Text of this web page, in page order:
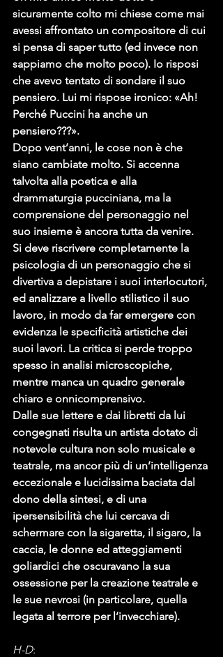
sicuramente colto mi chiese come mai
avessi affrontato un compositore di cui
si pensa di saper tutto (ed invece non
sappiamo che molto poco). Io risposi
che avevo tentato di sondare il suo
pensiero. Lui mi rispose ironico: «Ah!
Perché Puccini ha anche un
pensiero???».
Dopo vent’anni, le cose non è che
siano cambiate molto. Si accenna
talvolta alla poetica e alla
drammaturgia pucciniana, ma la
comprensione del personaggio nel
suo insieme è ancora tutta da venire.
Si deve riscrivere completamente la
psicologia di un personaggio che si
divertiva a depistare i suoi interlocutori,
ed analizzare a livello stilistico il suo
lavoro, in modo da far emergere con
evidenza le specificità artistiche dei
suoi lavori. La critica si perde troppo
spesso in analisi microscopiche,
mentre manca un quadro generale
chiaro e onnicomprensivo.
Dalle sue lettere e dai libretti da lui
congegnati risulta un artista dotato di
notevole cultura non solo musicale e
teatrale, ma ancor più di un’intelligenza
eccezionale e lucidissima baciata dal
dono della sintesi, e di una
ipersensibilità che lui cercava di
schermare con la sigaretta, il sigaro, la
caccia, le donne ed atteggiamenti
goliardici che oscuravano la sua
ossessione per la creazione teatrale e
le sue nevrosi (in particolare, quella
legata al terrore per l’invecchiare).
H-D: